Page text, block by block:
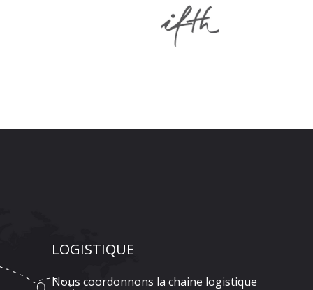
LOGISTIQUE
Nous coordonnons la chaine logistique